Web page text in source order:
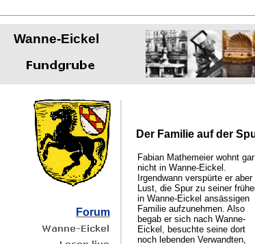
Fabian Mathemeier wohnt gar
nicht in Wanne-Eickel.
Irgendwann verspürte er aber
Lust, die Spur zu seiner
in Wanne-Eickel ansässigen
Familie aufzunehmen. Also
begab er sich nach Wanne-
Eickel, besuchte seine dort
noch lebenden Verwandten,
Der Familie auf der
Forum
Wanne-Eickel